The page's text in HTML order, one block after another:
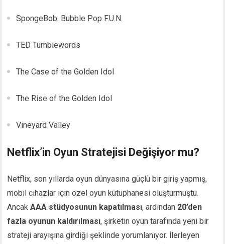
SpongeBob: Bubble Pop F.U.N.
TED Tumblewords
The Case of the Golden Idol
The Rise of the Golden Idol
Vineyard Valley
Netflix’in Oyun Stratejisi Değişiyor mu?
Netflix, son yıllarda oyun dünyasına güçlü bir giriş yapmış,
mobil cihazlar için özel oyun kütüphanesi oluşturmuştu.
AncakAAA stüdyosunun kapatılması, ardından 20’den
fazla oyunun kaldırılması, şirketin oyun tarafında yeni bir
strateji arayışına girdiği şeklinde yorumlanıyor. İlerleyen